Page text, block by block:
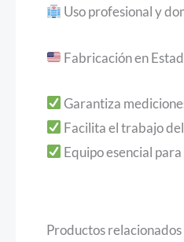
Uso profesional y
Fabricación en
Garantiza
Facilita el trabajo
Equipo esencial
Productos relacionados